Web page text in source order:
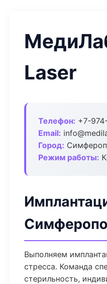
Laser
Телефон: +7-
Email:
Город:
Режим работы:
Выполняем
стресса. Команда
стерильность,